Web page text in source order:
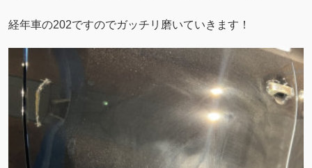
経年車の202ですのでガッチリ磨いていきます！